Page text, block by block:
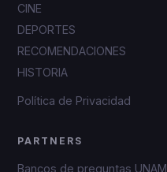
CINE
DEPORTES
RECOMENDACIONES
HISTORIA
Política de Privacidad
PARTNERS
Bancos de preguntas UNAM